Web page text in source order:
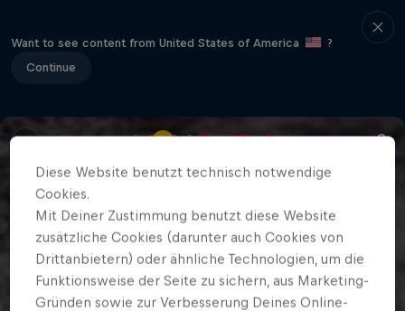
Want to see content from United States of America
?
Continue
Diese Website benutzt technisch notwendige
Cookies.
Mit Deiner Zustimmung benutzt diese Website
zusätzliche Cookies (darunter auch Cookies von
Drittanbietern) oder ähnliche Technologien, um die
Funktionsweise der Seite zu sichern, aus Marketing-
Gründen sowie zur Verbesserung Deines Online-